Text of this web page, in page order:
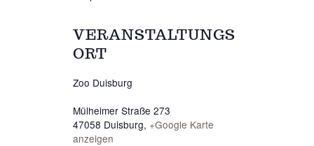
VERANSTALTUNGS
ORT
Zoo Duisburg
Mülheimer Straße 273
47058 Duisburg, +Google Karte
anzeigen